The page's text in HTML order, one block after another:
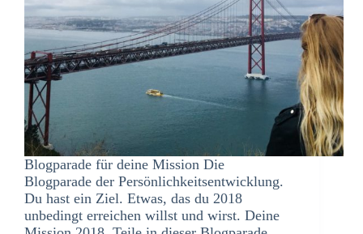
Blogparade für deine Mission Die
Blogparade der Persönlichkeitsentwicklung.
Du hast ein Ziel. Etwas, das du 2018
unbedingt erreichen willst und wirst. Deine